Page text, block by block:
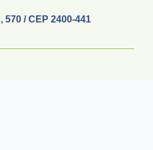
570 / CEP 2400-441